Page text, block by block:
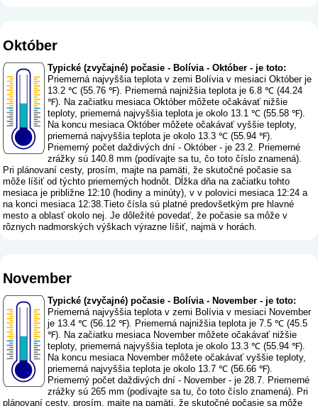
Október
Typické (zvyčajné) počasie - Bolívia - Október - je toto:
Priemerná najvyššia teplota v zemi Bolívia v mesiaci Október je
13.2 ℃ (55.76 ℉). Priemerná najnižšia teplota je 6.8 ℃ (44.24
℉). Na začiatku mesiaca Október môžete očakávať nižšie
teploty, priemerná najvyššia teplota je okolo 13.1 ℃ (55.58 ℉).
Na koncu mesiaca Október môžete očakávať vyššie teploty,
priemerná najvyššia teplota je okolo 13.3 ℃ (55.94 ℉).
Priemerný počet daždivých dní - Október - je 23.2. Priemerné
zrážky sú 140.8 mm (podívajte sa tu, čo toto číslo znamená).
Pri plánovaní cesty, prosím, majte na pamäti, že skutočné počasie sa
môže líšiť od týchto priemerných hodnôt. Dĺžka dňa na začiatku tohto
mesiaca je približne 12:10 (hodiny a minúty), v v polovici mesiaca 12:24 a
na konci mesiaca 12:38.Tieto čísla sú platné predovšetkým pre hlavné
mesto a oblasť okolo nej. Je dôležité povedať, že počasie sa môže v
rôznych nadmorských výškach výrazne líšiť, najmä v horách.
November
Typické (zvyčajné) počasie - Bolívia - November - je toto:
Priemerná najvyššia teplota v zemi Bolívia v mesiaci November
je 13.4 ℃ (56.12 ℉). Priemerná najnižšia teplota je 7.5 ℃ (45.5
℉). Na začiatku mesiaca November môžete očakávať nižšie
teploty, priemerná najvyššia teplota je okolo 13.3 ℃ (55.94 ℉).
Na koncu mesiaca November môžete očakávať vyššie teploty,
priemerná najvyššia teplota je okolo 13.7 ℃ (56.66 ℉).
Priemerný počet daždivých dní - November - je 28.7. Priemerné
zrážky sú 265 mm (podívajte sa tu, čo toto číslo znamená). Pri
plánovaní cesty, prosím, majte na pamäti, že skutočné počasie sa môže